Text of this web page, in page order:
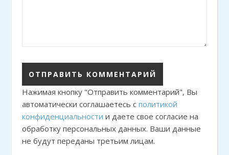
Нажимая кнопку "Отправить комментарий", Вы
автоматически соглашаетесь с политикой
конфиденциальности и даете свое согласие на
обработку персональных данных. Ваши данные
не будут переданы третьим лицам.